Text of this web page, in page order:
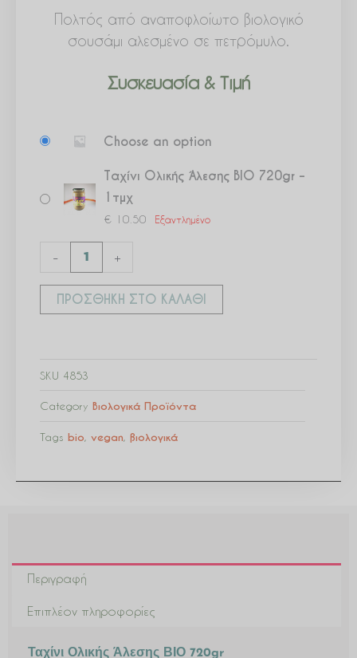
Πολτός από αναποφλοίωτο βιολογικό
σουσάμι αλεσμένο σε πετρόμυλο.
Συσκευασία & Τιμή
Choose an option
Ταχίνι Ολικής Άλεσης ΒΙΟ 720gr –
1τμχ
€ 10.50 Εξαντλημένο
-
Ολικής
ΒΙΟ
+
ΠΡΟΣΘΉΚΗ ΣΤΟ ΚΑΛΆΘΙ
SKU 4853
Category Βιολογικά Προϊόντα
Tags bio, vegan, βιολογικά
Περιγραφή
Επιπλέον πληροφορίες
Ταχίνι Ολικής Άλεσης ΒΙΟ 720gr